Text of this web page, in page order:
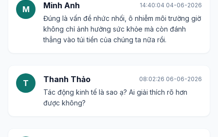
M Minh Anh 14:40:04 04-06-2026
Đúng là vấn đề nhức nhối, ô nhiễm môi trường giờ
không chỉ ảnh hưởng sức khỏe mà còn đánh
thẳng vào túi tiền của chúng ta nữa rồi.
T Thanh Thảo 08:02:26 06-06-2026
Tác động kinh tế là sao ạ? Ai giải thích rõ hơn
được không?